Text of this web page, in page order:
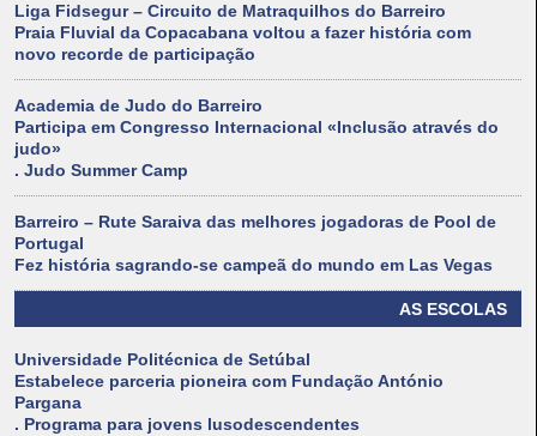
Liga Fidsegur – Circuito de Matraquilhos do Barreiro
Praia Fluvial da Copacabana voltou a fazer história com
novo recorde de participação
Academia de Judo do Barreiro
Participa em Congresso Internacional «Inclusão através do
judo»
. Judo Summer Camp
Barreiro – Rute Saraiva das melhores jogadoras de Pool de
Portugal
Fez história sagrando-se campeã do mundo em Las Vegas
AS ESCOLAS
Universidade Politécnica de Setúbal
Estabelece parceria pioneira com Fundação António
Pargana
. Programa para jovens lusodescendentes